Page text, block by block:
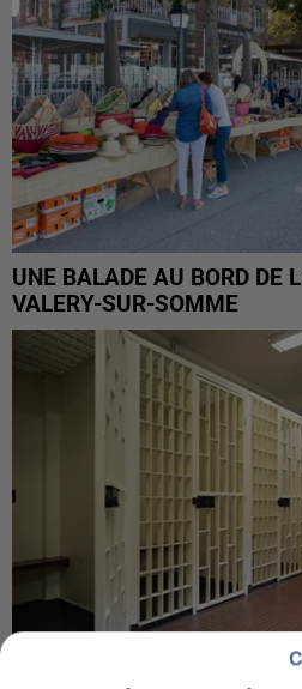
UNE BALADE AU BORD DE
VALERY-SUR-SOMME